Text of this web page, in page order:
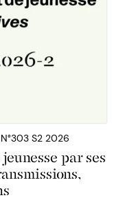
S2 2026
par ses